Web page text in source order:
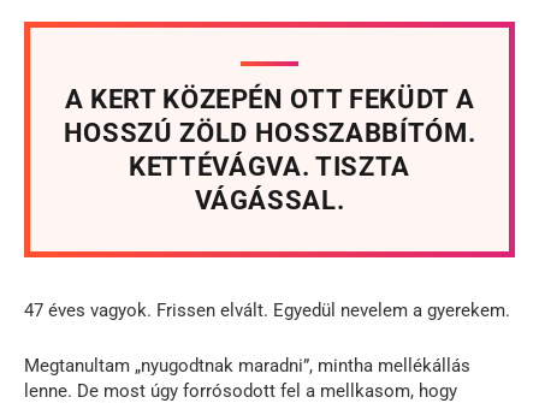
A KERT KÖZEPÉN OTT FEKÜDT A
HOSSZÚ ZÖLD HOSSZABBÍTÓM.
KETTÉVÁGVA. TISZTA
VÁGÁSSAL.
47 éves vagyok. Frissen elvált. Egyedül nevelem a gyerekem.
Megtanultam „nyugodtnak maradni”, mintha mellékállás
lenne. De most úgy forrósodott fel a mellkasom, hogy